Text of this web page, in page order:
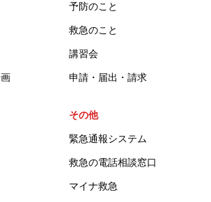
予防のこと
救急のこと
講習会
申請・届出・請求
その他
緊急通報システム
救急の電話相談窓口
マイナ救急